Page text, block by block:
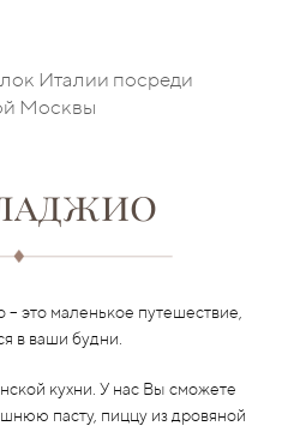
Италии посреди
Москвы
это маленькое путешествие,
в ваши будни.
кухни. У нас Вы сможете
пасту, пиццу из дровяной